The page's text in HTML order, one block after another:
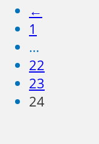
←
1
…
22
23
24